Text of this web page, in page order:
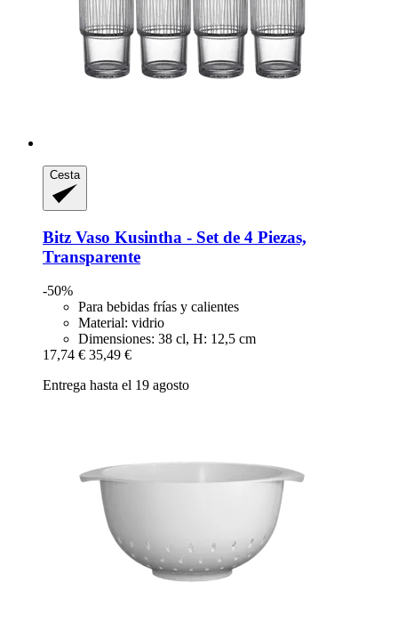
Cesta
Bitz Vaso Kusintha -​ Set de 4 Piezas,
Transparente
-50%
Para bebidas frías y calientes
Material: vidrio
Dimensiones: 38 cl, H: 12,5 cm
17,74 € 35,49 €
Entrega hasta el 19 agosto